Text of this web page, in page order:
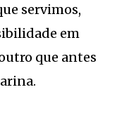
servimos,
em
que antes